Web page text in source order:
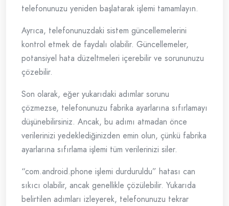
telefonunuzu yeniden başlatarak işlemi tamamlayın.
Ayrıca, telefonunuzdaki sistem güncellemelerini
kontrol etmek de faydalı olabilir. Güncellemeler,
potansiyel hata düzeltmeleri içerebilir ve sorununuzu
çözebilir.
Son olarak, eğer yukarıdaki adımlar sorunu
çözmezse, telefonunuzu fabrika ayarlarına sıfırlamayı
düşünebilirsiniz. Ancak, bu adımı atmadan önce
verilerinizi yedeklediğinizden emin olun, çünkü fabrika
ayarlarına sıfırlama işlemi tüm verilerinizi siler.
“com.android.phone işlemi durduruldu” hatası can
sıkıcı olabilir, ancak genellikle çözülebilir. Yukarıda
belirtilen adımları izleyerek, telefonunuzu tekrar